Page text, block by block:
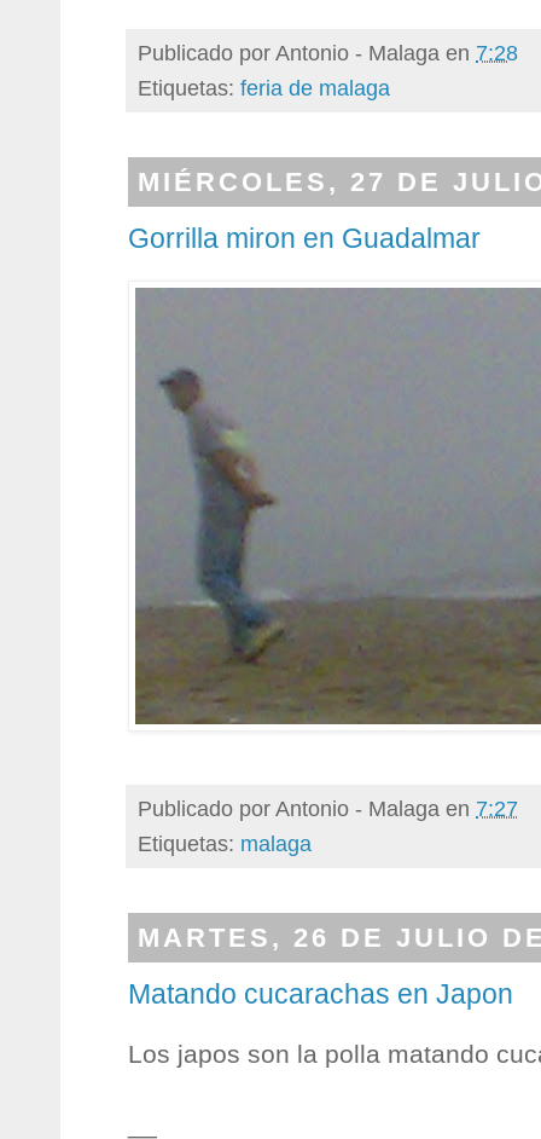
Publicado porAntonio - Malaga en 7:28
Etiquetas: feria de malaga
MIÉRCOLES, 27 DE
Gorrilla miron en Guadalmar
Publicado porAntonio - Malaga en 7:27
Etiquetas: malaga
MARTES, 26 DE JULIO
Matando cucarachas en Japon
Los japos son la polla matando